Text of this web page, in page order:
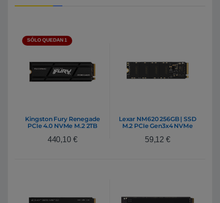
SÓLO QUEDAN 1
Kingston Fury Renegade
PCIe 4.0 NVMe M.2 2TB
440,10 €
Lexar NM620 256GB | SSD
M.2 PCIe Gen3x4 NVMe
59,12 €